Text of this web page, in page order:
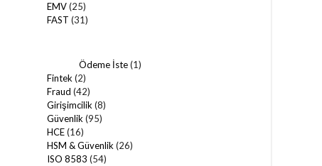
EMV(25)
FAST (31)
Ödeme İste(1)
Fintek (2)
Fraud (42)
Girişimcilik (8)
Güvenlik (95)
HCE(16)
HSM & Güvenlik (26)
ISO 8583 (54)